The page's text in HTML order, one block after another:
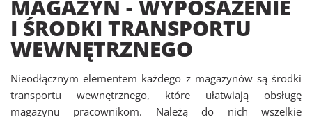
MAGAZYN - WYPOSAŻENIE
I ŚRODKI TRANSPORTU
WEWNĘTRZNEGO
Nieodłącznym elementem każdego z magazynów są środki
transportu wewnętrznego, które ułatwiają obsługę
magazynu pracownikom. Należą do nich wszelkie